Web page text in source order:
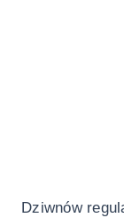
Dziwnów